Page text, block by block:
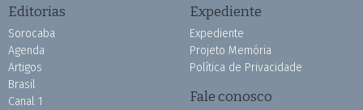
Editorias
Sorocaba
Agenda
Artigos
Brasil
Canal 1
Expediente
Expediente
Projeto Memória
Política de Privacidade
Fale conosco